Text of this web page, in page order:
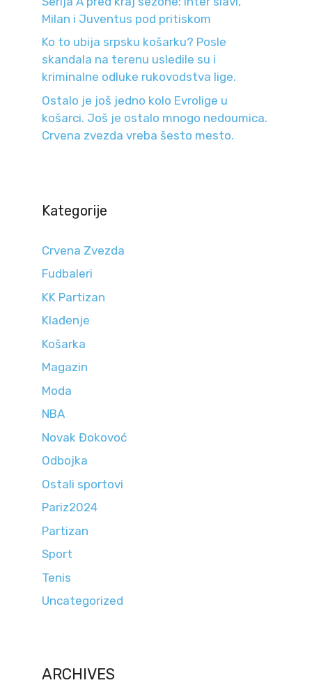
Milan i Juventus pod pritiskom
Ko to ubija srpsku košarku? Posle
skandala na terenu usledile su i
kriminalne odluke rukovodstva lige.
Ostalo je još jedno kolo Evrolige u
košarci. Još je ostalo mnogo nedoumica.
Crvena zvezda vreba šesto mesto.
Kategorije
Crvena Zvezda
Fudbaleri
KK Partizan
Klađenje
Košarka
Magazin
Moda
NBA
Novak Đokovoć
Odbojka
Ostali sportovi
Pariz2024
Partizan
Sport
Tenis
Uncategorized
ARCHIVES